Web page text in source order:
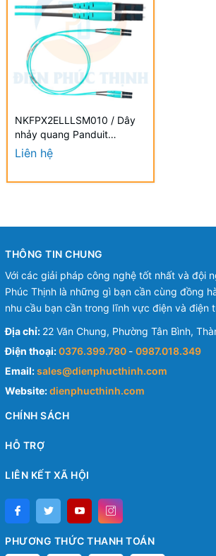
NKFPX2ELLLSM010 / Dây
nhảy quang Panduit
NetKey® 2 - OM3 - LC
Duplex - 10m
Liên hệ
THÔNG TIN CHUNG
Với các giải pháp công nghệ tốt nhất và đội
Phúc Thịnh là những gì bạn cần cùng đồng
nhu cầu bạn cần trong lĩnh vực điện và điện
Địa chỉ: 22 Văn Chung, Phường Tân Bình,
Điện thoại:0376.399.780 - 0987.018.349
Email:sales@dienphucthinh.com
Website:dienphucthinh.com
CHÍNH SÁCH
HỖ TRỢ
LIÊN KẾT XÃ HỘI
PHƯƠNG THỨC THANH TOÁN